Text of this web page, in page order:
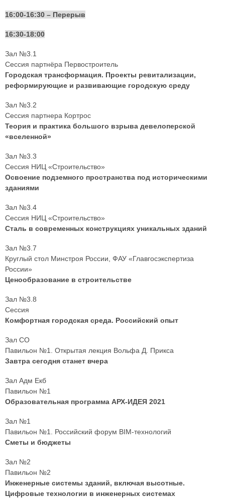
16:00-16:30 – Перерыв
16:30-18:00
Зал №3.1
Сессия партнёра Первостроитель
Городская трансформация. Проекты ревитализации,
реформирующие и развивающие городскую среду
Зал №3.2
Сессия партнера Кортрос
Теория и практика большого взрыва девелоперской
«вселенной»
Зал №3.3
Сессия НИЦ «Строительство»
Освоение подземного пространства под историческими
зданиями
Зал №3.4
Сессия НИЦ «Строительство»
Сталь в современных конструкциях уникальных зданий
Зал №3.7
Круглый стол Минстроя России, ФАУ «Главгосэкспертиза
России»
Ценообразование в строительстве
Зал №3.8
Сессия
Комфортная городская среда. Российский опыт
Зал СО
Павильон №1. Открытая лекция Вольфа Д. Прикса
Завтра сегодня станет вчера
Зал Адм Екб
Павильон №1
Образовательная программа АРХ-ИДЕЯ 2021
Зал №1
Павильон №1. Российский форум BIM-технологий
Сметы и бюджеты
Зал №2
Павильон №2
Инженерные системы зданий, включая высотные.
Цифровые технологии в инженерных системах